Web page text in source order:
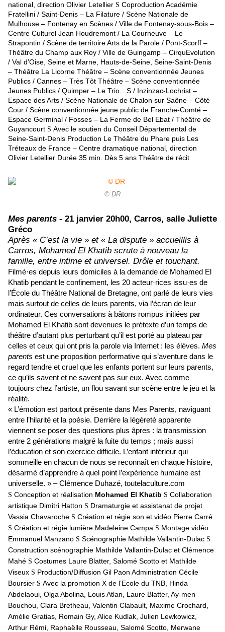
national, direction Olivier Letellier S Coproduction Académie
Fratellini / Saint-Denis – La Filature / Scène Nationale de
Mulhouse – Fontenay en Scènes / Ville de Fontenay-sous-Bois –
Centre Culturel Jean Houdremont / La Courneuve – Le
Strapontin / Scène de territoire Arts de la Parole / Pont-Scorff –
Théâtre du Champ aux Roy / Ville de Guingamp – CirquEvolution
/ Val d’Oise, Seine et Marne, Hauts-de-Seine, Seine-Saint-Denis
– Théâtre La Licorne Théâtre – Scène conventionnée Jeunes
Publics / Cannes – Très Tôt Théâtre – Scène conventionnée
Jeunes Publics / Quimper – Le Trio…S / Inzinzac-Lochrist –
Espace des Arts / Scène Nationale de Chalon sur Saône – Côté
Cour / Scène conventionnée jeune public de Franche-Comté –
Espace Germinal / Fosses – La Ferme de Bel Ebat / Théâtre de
Guyancourt S Avec le soutien du Conseil Départemental de
Seine-Saint-Denis Production Le Théâtre du Phare puis Les
Tréteaux de France – Centre dramatique national, direction
Olivier Letellier Durée 35 min. Dès 5 ans Théâtre de récit
© DR
Mes parents - 21 janvier 20h00, Carros, salle Juliette
Gréco
Après « C’est la vie » et « La dispute » accueillis à
Carros, Mohamed El Khatib scrute à nouveau la
famille, entre intime et universel. Drôle et touchant.
Filmé·es depuis leurs domiciles à la demande de Mohamed El
Khatib pendant le confinement, les 20 acteur·rices issu·es de
l’École du Théâtre National de Bretagne, ont parlé de leurs vies
mais surtout de celles de leurs parents, via l’écran de leur
ordinateur. Ces conversations à bâtons rompus initiées par
Mohamed El Khatib sont devenues le prétexte d’un temps de
théâtre d’autant plus perturbant qu’il est porté au plateau par
celles et ceux qui ont pris la parole via Internet : les élèves. Mes
parents est une proposition performative qui s’aventure dans le
regard tendre et cruel que les enfants portent sur leurs parents,
ce qu’ils savent et ne savent pas sur eux. Avec comme
toujours chez l’artiste, un flou savant sur scène entre le jeu et la
réalité.
« L’émotion est partout présente dans Mes Parents, naviguant
entre l’hilarité et la poésie. Derrière la légèreté apparente
viennent se poser des questions plus âpres : la transmission
entre 2 générations malgré la fuite du temps ; mais aussi
l’éducation et son exercice difficile. L’enfant intérieur qui
sommeille en chacun de nous se reconnaît en chaque histoire,
désarmé d’apprendre à quel point l’expérience humaine est
universelle. » – Clémence Duhazé, toutelaculture.com
S Conception et réalisation Mohamed El Khatib S Collaboration
artistique Dimitri Hatton S Dramaturgie et assistanat de projet
Vassia Chavaroche S Création et régie son et vidéo Pierre Carré
S Création et régie lumière Madeleine Campa S Montage vidéo
Emmanuel Manzano S Scénographie Mathilde Vallantin-Dulac S
Construction scénographie Mathilde Vallantin-Dulac et Clémence
Mahé S Costumes Laure Blatter, Salomé Scotto et Mathilde
Viseux S Production/Diffusion Gil Paon Administration Cécile
Boursier S Avec la promotion X de l’Ecole du TNB, Hinda
Abdelaoui, Olga Abolina, Louis Atlan, Laure Blatter, Ay-men
Bouchou, Clara Bretheau, Valentin Clabault, Maxime Crochard,
Amélie Gratias, Romain Gy, Alice Kudlak, Julien Lewkowicz,
Arthur Rémi, Raphaëlle Rousseau, Salomé Scotto, Merwane